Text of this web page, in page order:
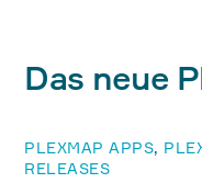
PLEXMAP APPS,
RELEASES
Das neue